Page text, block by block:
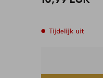
Tijdelijk uit